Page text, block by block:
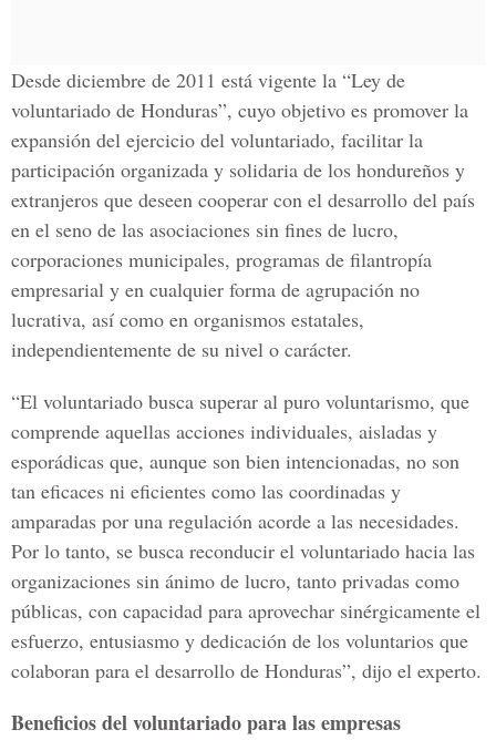
Desde diciembre de 2011 está vigente la “Ley de
voluntariado de Honduras”, cuyo objetivo es promover la
expansión del ejercicio del voluntariado, facilitar la
participación organizada y solidaria de los hondureños y
extranjeros que deseen cooperar con el desarrollo del país
en el seno de las asociaciones sin fines de lucro,
corporaciones municipales, programas de filantropía
empresarial y en cualquier forma de agrupación no
lucrativa, así como en organismos estatales,
independientemente de su nivel o carácter.
“El voluntariado busca superar al puro voluntarismo, que
comprende aquellas acciones individuales, aisladas y
esporádicas que, aunque son bien intencionadas, no son
tan eficaces ni eficientes como las coordinadas y
amparadas por una regulación acorde a las necesidades.
Por lo tanto, se busca reconducir el voluntariado hacia las
organizaciones sin ánimo de lucro, tanto privadas como
públicas, con capacidad para aprovechar sinérgicamente el
esfuerzo, entusiasmo y dedicación de los voluntarios que
colaboran para el desarrollo de Honduras”, dijo el experto.
Beneficios del voluntariado para las empresas